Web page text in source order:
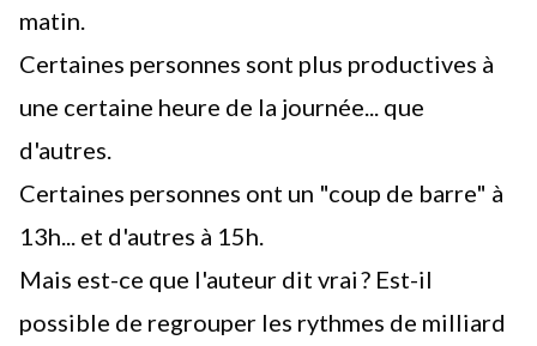
matin.
Certaines personnes sont plus productives à
une certaine heure de la journée... que
d'autres.
Certaines personnes ont un "coup de barre" à
13h... et d'autres à 15h.
Mais est-ce que l'auteur dit vrai ? Est-il
possible de regrouper les rythmes de milliard